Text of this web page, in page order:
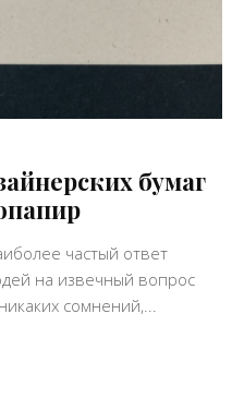
бумаг
частый ответ
на извечный вопрос
сомнений,...